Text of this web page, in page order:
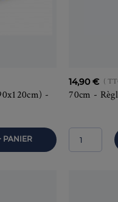
-
PANIER
14,90 € (
70cm -